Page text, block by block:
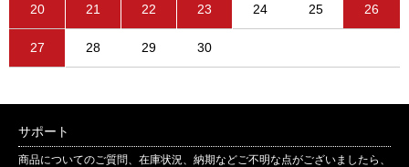
20 21 22 23 24 25 26
27 28 29 30
サポート
商品についてのご質問、在庫状況、納期などご不明な点がございましたら、